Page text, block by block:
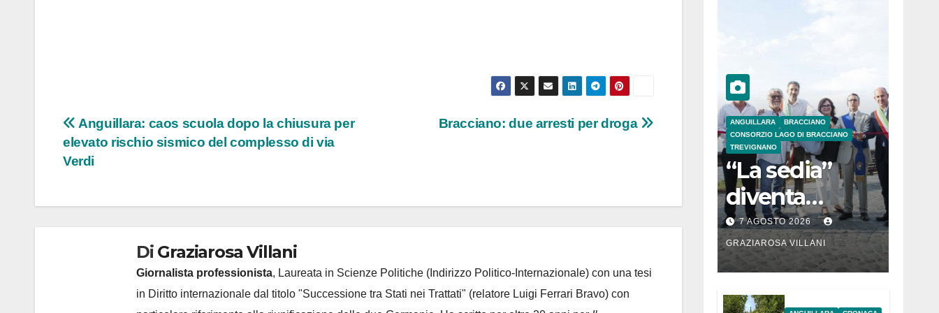
Navigazione
articoli
Bracciano: due arresti per droga
Anguillara: caos scuola dopo la chiusura per
elevato rischio sismico del complesso di via
Verdi
Di Graziarosa Villani
Giornalista professionista, Laureata in Scienze Politiche (Indirizzo Politico-Internazionale) con una tesi
in Diritto internazionale dal titolo "Successione tra Stati nei Trattati" (relatore Luigi Ferrari Bravo) con
ANGUILLARA
BRACCIANO
CONSORZIO LAGO DI BRACCIANO
TREVIGNANO
“La sedia”
diventa
Belvedere sul
lago di
Bracciano: ieri
l’inaugurazion
7 AGOSTO 2026
GRAZIAROSA VILLANI